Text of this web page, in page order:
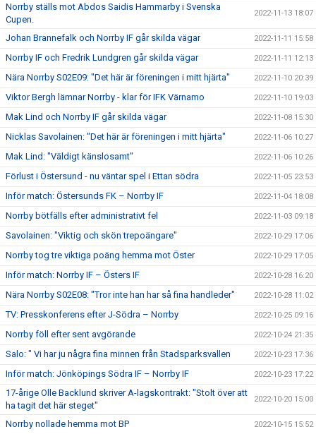
Norrby ställs mot Abdos Saidis Hammarby i Svenska
Cupen.
2022-11-13 18:07
Johan Brannefalk och Norrby IF går skilda vägar 2022-11-11 15:58
Norrby IF och Fredrik Lundgren går skilda vägar 2022-11-11 12:13
Nära Norrby S02E09: "Det här är föreningen i mitt hjärta" 2022-11-10 20:39
Viktor Bergh lämnar Norrby - klar för IFK Värnamo 2022-11-10 19:03
Mak Lind och Norrby IF går skilda vägar 2022-11-08 15:30
Nicklas Savolainen: "Det här är föreningen i mitt hjärta" 2022-11-06 10:27
Mak Lind: "Väldigt känslosamt" 2022-11-06 10:26
Förlust i Östersund - nu väntar spel i Ettan södra 2022-11-05 23:53
Inför match: Östersunds FK – Norrby IF 2022-11-04 18:08
Norrby bötfälls efter administrativt fel 2022-11-03 09:18
Savolainen: "Viktig och skön trepoängare" 2022-10-29 17:06
Norrby tog tre viktiga poäng hemma mot Öster 2022-10-29 17:05
Inför match: Norrby IF – Östers IF 2022-10-28 16:20
Nära Norrby S02E08: "Tror inte han har så fina handleder" 2022-10-28 11:02
TV: Presskonferens efter J-Södra – Norrby 2022-10-25 09:16
Norrby föll efter sent avgörande 2022-10-24 21:35
Salo: " Vi har ju några fina minnen från Stadsparksvallen 2022-10-23 17:36
Inför match: Jönköpings Södra IF – Norrby IF 2022-10-23 17:22
17-årige Olle Backlund skriver A-lagskontrakt: "Stolt över att
ha tagit det här steget"
2022-10-20 15:00
Norrby nollade hemma mot BP 2022-10-15 15:52